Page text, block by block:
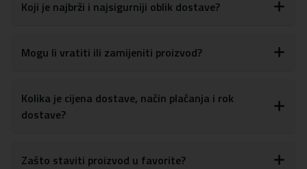
glasnoće, tipki za uključivanje/isključivanje, kao i postavkama za
otisaka prstiju, prašine ili drugih mrlja
Koji je najbrži i najsigurniji oblik dostave?
Mogu li vratiti ili zamijeniti proizvod?
Kolika je cijena dostave, način plaćanja i rok
dostave?
Zašto staviti proizvod u favorite?